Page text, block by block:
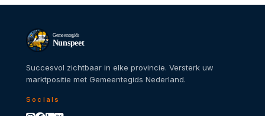
Gemeentegids
Nunspeet
Succesvol zichtbaar in elke provincie. Versterk uw
marktpositie met Gemeentegids Nederland.
Socials